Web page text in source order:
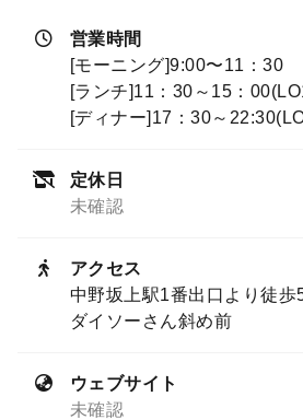
営業時間
[モーニング]9:00〜11：30
[ランチ]11：30～15：
[ディナー]17：30～
定休日
未確認
アクセス
中野坂上駅1番出口より徒歩
ダイソーさん斜め前
ウェブサイト
未確認